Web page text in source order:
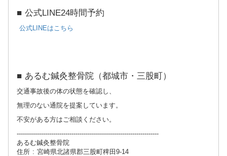
■ 公式LINE24時間予約
公式LINEはこちら
■ あるむ鍼灸整骨院（都城市・三股町）
交通事故後の体の状態を確認し、
無理のない通院を提案しています。
不安がある方はご相談ください。
----------------------------------------------------------------------
あるむ鍼灸整骨院
住所 : 宮崎県北諸県郡三股町稗田9-14